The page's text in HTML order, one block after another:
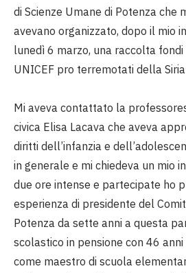
di Scienze Umane di Potenza che
avevano organizzato, dopo il mio
lunedì 6 marzo, una raccolta
UNICEF pro terremotati della
Mi aveva contattato la
civica Elisa Lacava che aveva
diritti dell’infanzia e
in generale e mi chiedeva un mio
due ore intense e partecipate ho
esperienza di presidente del
Potenza da sette anni a questa
scolastico in pensione con 46
come maestro di scuola